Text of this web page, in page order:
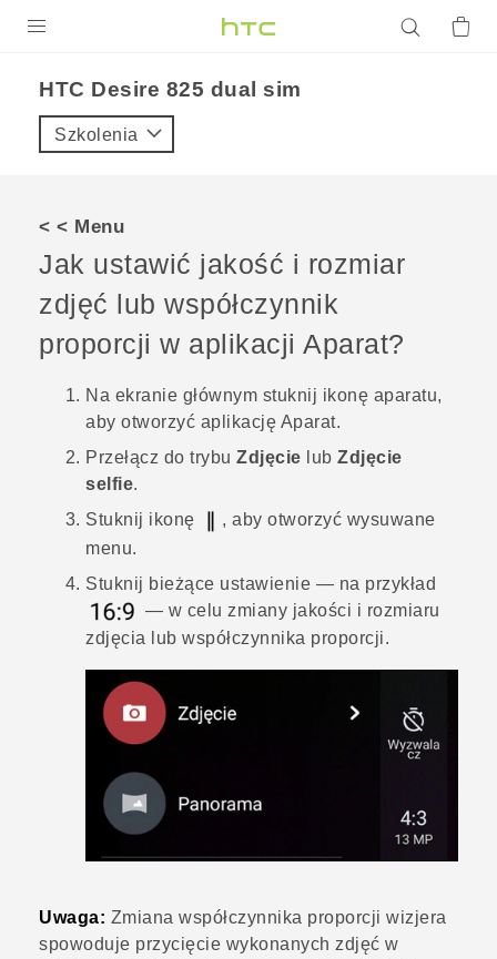
VIVE
VIVERSE
POMOC TECHNICZNA
Urządzenia i akcesoria HTC
Zaloguj się
HTC Desire 825 dual sim‎
Szkolenia
< < Menu
Jak ustawić jakość i rozmiar
zdjęć lub współczynnik
proporcji w aplikacji Aparat?
Na ekranie głównym stuknij ikonę aparatu,
aby otworzyć aplikację Aparat.
Przełącz do trybu Zdjęcie lub Zdjęcie
selfie.
Stuknij ikonę
, aby otworzyć wysuwane
menu.
Stuknij bieżące ustawienie — na przykład
— w celu zmiany jakości i rozmiaru
zdjęcia lub współczynnika proporcji.
Uwaga: Zmiana współczynnika proporcji wizjera
spowoduje przycięcie wykonanych zdjęć w